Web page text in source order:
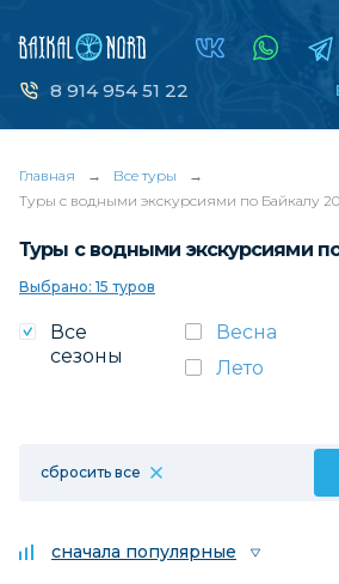
8 914 954 51 22
Главная → Все туры
→
Туры с водными экскурсиями по Байкалу
Туры с водными экскурсиями
Выбрано: 15 туров
Все
сезоны
Весна
Лето
сбросить все
сначала популярные